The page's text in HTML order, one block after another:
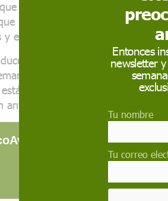
se está produciendo una
perjudica a la salud de millones
espacios naturales protegidos.
tras los pronunciamientos de
Bélgica, Holanda, Polonia,
a la espera también de que
ante la "pasividad" del gobierno
como fuente
de forma gratuita.
Entonces
newsletter
Tu nombre
Tu correo